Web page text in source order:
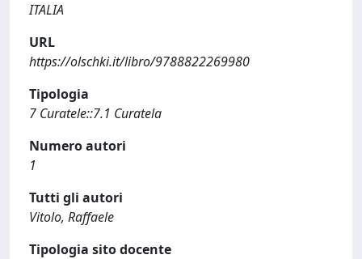
ITALIA
URL
https://olschki.it/libro/9788822269980
Tipologia
7 Curatele::7.1 Curatela
Numero autori
1
Tutti gli autori
Vitolo, Raffaele
Tipologia sito docente